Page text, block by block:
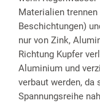
Materialien
Beschichtungen)
nur von Zink,
Richtung Kupfer
Aluminium und
verbaut werden,
Spannungsreihe